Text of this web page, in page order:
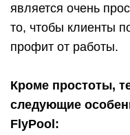
является очень
то, чтобы клиенты
профит от работы.
Кроме простоты,
следующие
FlyPool: